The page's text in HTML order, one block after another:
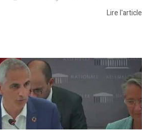
Lire l'article